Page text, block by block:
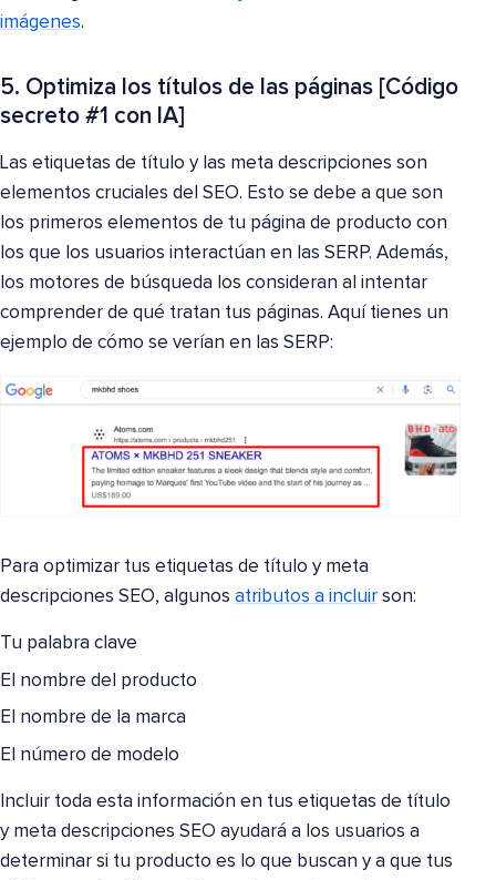
imágenes.
5. Optimiza los títulos de las páginas [Código
secreto #1 con IA]
Las etiquetas de título y las meta descripciones son
elementos cruciales del SEO. Esto se debe a que son
los primeros elementos de tu página de producto con
los que los usuarios interactúan en las SERP. Además,
los motores de búsqueda los consideran al intentar
comprender de qué tratan tus páginas. Aquí tienes un
ejemplo de cómo se verían en las SERP:
Para optimizar tus etiquetas de título y meta
descripciones SEO, algunos atributos a incluir son:
Tu palabra clave
El nombre del producto
El nombre de la marca
El número de modelo
Incluir toda esta información en tus etiquetas de título
y meta descripciones SEO ayudará a los usuarios a
determinar si tu producto es lo que buscan y a que tus